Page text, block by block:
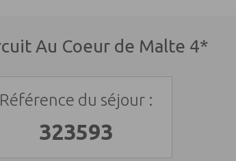
Au Coeur de Malte 4*
Référence du séjour :
323593